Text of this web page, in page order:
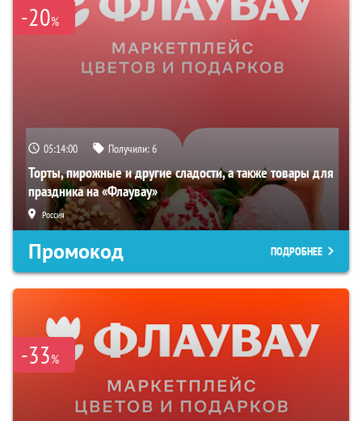
-20%
05:13:59 Получили:6
Торты, пирожные и другие сладости, а также товары для
праздника на «Флаувау»
Россия
Промокод ПОДРОБНЕЕ
-33%